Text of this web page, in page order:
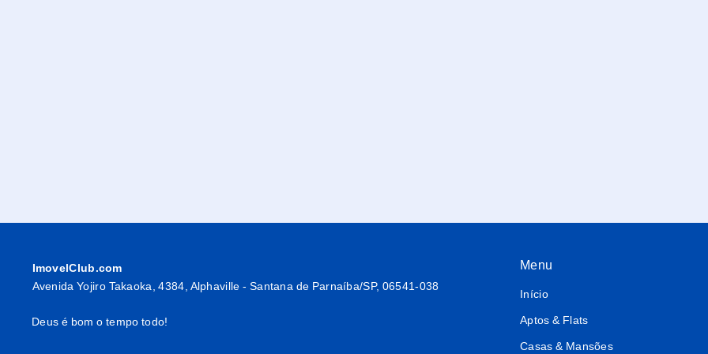
ImovelClub.com
Avenida Yojiro Takaoka, 4384, Alphaville - Santana de Parnaíba/SP, 06541-038
Deus é bom o tempo todo!
Menu
Início
Aptos & Flats
Casas & Mansões